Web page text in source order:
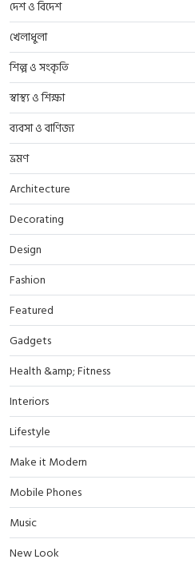
দেশ ও বিদেশ
খেলাধুলা
শিল্প ও সংকৃতি
স্বাস্থ্য ও শিক্ষা
ব্যবসা ও বাণিজ্য
ভ্রমণ
Architecture
Decorating
Design
Fashion
Featured
Gadgets
Health &amp; Fitness
Interiors
Lifestyle
Make it Modern
Mobile Phones
Music
New Look